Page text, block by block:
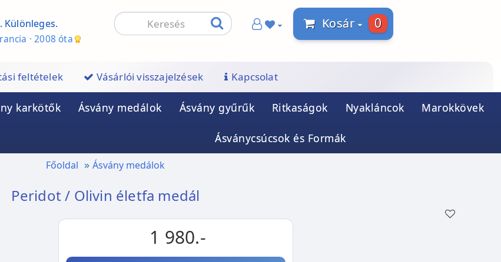
Különleges.
· 2008 óta
Kosár 0
feltételek Vásárlói visszajelzések Kapcsolat
karkötők Ásvány medálok Ásvány gyűrűk Ritkaságok Nyakláncok Marokkövek
Ásványcsúcsok és Formák
Főoldal Ásvány medálok
Peridot / Olivin életfa medál
1 980.-